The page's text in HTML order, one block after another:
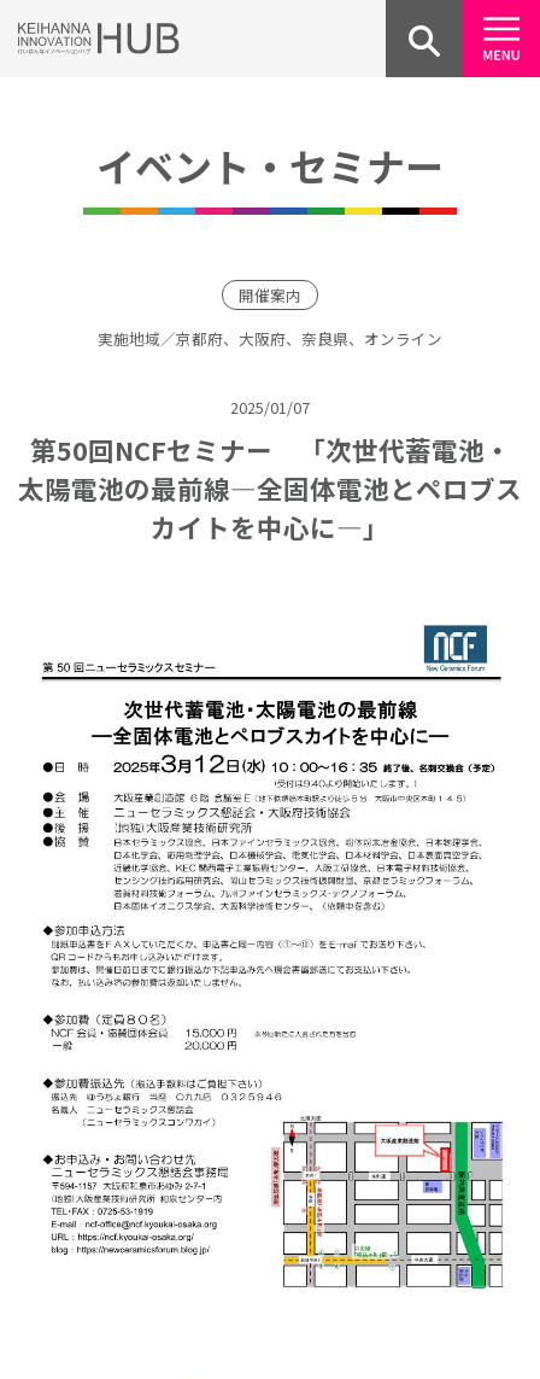
Skip
to
イベント・セミナー
開催案内
実施地域／京都府、大阪府、奈良県、オンライン
2025/01/07
第50回NCFセミナー 「次世代蓄電池・
太陽電池の最前線―全固体電池とペロブス
カイトを中心に―」